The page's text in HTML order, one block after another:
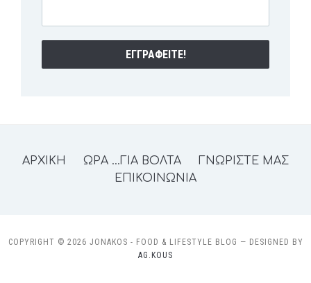
ΑΡΧΙΚΗ ΩΡΑ …ΓΙΑ ΒΟΛΤΑ
ΓΝΩΡΙΣΤΕ ΜΑΣ
ΕΠΙΚΟΙΝΩΝΙΑ
COPYRIGHT © 2026 JONAKOS - FOOD & LIFESTYLE BLOG — DESIGNED BY
AG.KOUS